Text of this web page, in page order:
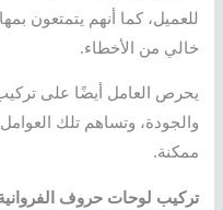
للعميل، كما أنهم يتمتعون
خالي من الأخطاء.
يحرص العامل أيضًا على تركيب
والجودة، وتساهم تلك
ممكنة.
تركيب لوحات حروف